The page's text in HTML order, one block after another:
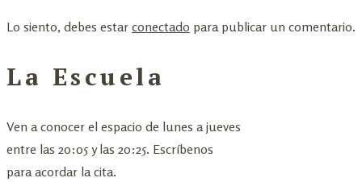
Lo siento, debes estar conectado para publicar un comentario.
La Escuela
Ven a conocer el espacio de lunes a jueves
entre las 20:05 y las 20:25. Escríbenos
para acordar la cita.